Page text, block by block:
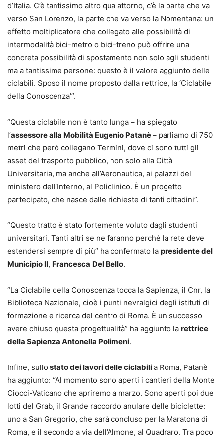
d’Italia. C’è tantissimo altro qua attorno, c’è la parte che va
verso San Lorenzo, la parte che va verso la Nomentana: un
effetto moltiplicatore che collegato alle possibilità di
intermodalità bici-metro o bici-treno può offrire una
concreta possibilità di spostamento non solo agli studenti
ma a tantissime persone: questo è il valore aggiunto delle
ciclabili. Sposo il nome proposto dalla rettrice, la ‘Ciclabile
della Conoscenza’”.
“Questa ciclabile non è tanto lunga – ha spiegato
l’assessore alla Mobilità Eugenio Patanè– parliamo di 750
metri che però collegano Termini, dove ci sono tutti gli
asset del trasporto pubblico, non solo alla Città
Universitaria, ma anche all’Aeronautica, ai palazzi del
ministero dell’Interno, al Policlinico. È un progetto
partecipato, che nasce dalle richieste di tanti cittadini”.
“Questo tratto è stato fortemente voluto dagli studenti
universitari. Tanti altri se ne faranno perché la rete deve
estendersi sempre di più” ha confermato la presidente del
Municipio II, Francesca Del Bello.
“La Ciclabile della Conoscenza tocca la Sapienza, il Cnr, la
Biblioteca Nazionale, cioè i punti nevralgici degli istituti di
formazione e ricerca del centro di Roma. È un successo
avere chiuso questa progettualità” ha aggiunto la rettrice
della Sapienza Antonella Polimeni.
Infine, sullo stato dei lavori delle ciclabilia Roma, Patanè
ha aggiunto: “Al momento sono aperti i cantieri della Monte
Ciocci-Vaticano che apriremo a marzo. Sono aperti poi due
lotti del Grab, il Grande raccordo anulare delle biciclette:
uno a San Gregorio, che sarà concluso per la Maratona di
Roma, e il secondo a via dell’Almone, al Quadraro. Tra poco